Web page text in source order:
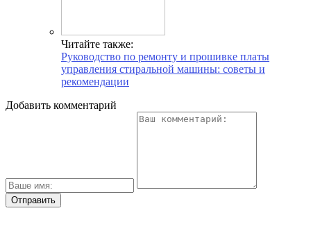
Читайте также:
Руководство по ремонту и прошивке платы
управления стиральной машины: советы и
рекомендации
Добавить комментарий